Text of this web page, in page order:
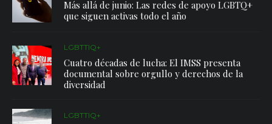
Más allá de junio: Las redes de apoyo LGBTQ+
que siguen activas todo el año
LGBTTIQ+
Cuatro décadas de lucha: El IMSS presenta
documental sobre orgullo y derechos de la
diversidad
LGBTTIQ+